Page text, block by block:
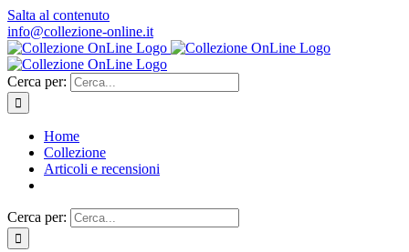
Salta al contenuto
info@collezione-online.it
Cerca per:
Home
Collezione
Articoli e recensioni
Cerca per: